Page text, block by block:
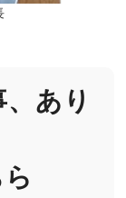
あり